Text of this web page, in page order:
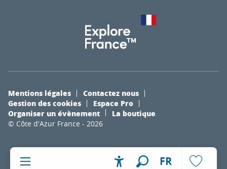
FR
© Côte d'Azur France - 2026
Mentions légales
Contactez nous
Gestion des cookies
Espace Pro
Organiser un évènement
La boutique